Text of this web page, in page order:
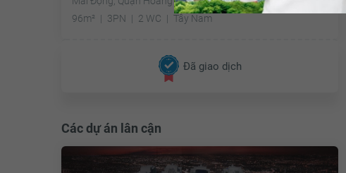
96m²
3PN 2 WC Tây Nam
Đã giao dịch
Các dự án lân cận